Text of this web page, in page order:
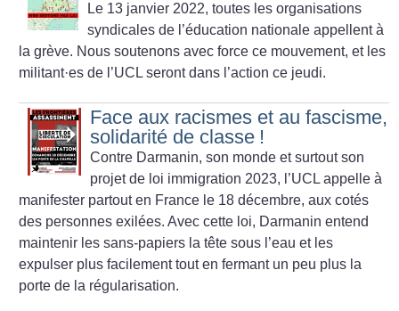
Le 13 janvier 2022, toutes les organisations
syndicales de l’éducation nationale appellent à
la grève. Nous soutenons avec force ce mouvement, et les
militant·es de l’UCL seront dans l’action ce jeudi.
Face aux racismes et au fascisme,
solidarité de classe !
Contre Darmanin, son monde et surtout son
projet de loi immigration 2023, l’UCL appelle à
manifester partout en France le 18 décembre, aux cotés
des personnes exilées. Avec cette loi, Darmanin entend
maintenir les sans-papiers la tête sous l’eau et les
expulser plus facilement tout en fermant un peu plus la
porte de la régularisation.